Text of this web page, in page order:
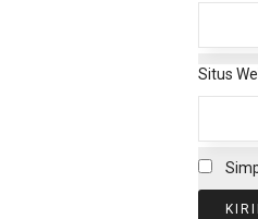
Situs